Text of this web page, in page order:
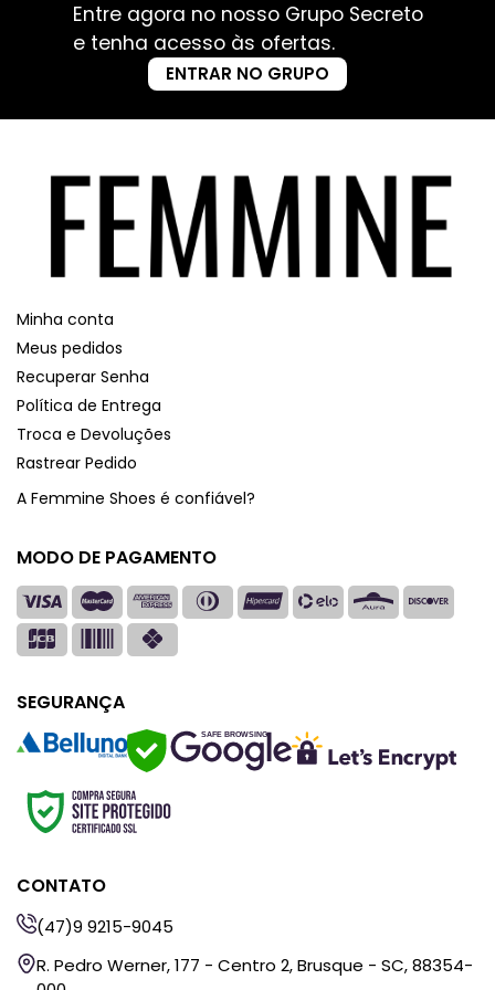
Entre agora no nosso Grupo Secreto
e tenha acesso às ofertas.
ENTRAR NO GRUPO
Minha conta
Meus pedidos
Recuperar Senha
Política de Entrega
Troca e Devoluções
Rastrear Pedido
A Femmine Shoes é confiável?
MODO DE PAGAMENTO
SEGURANÇA
SAFE BROWSING
CONTATO
(47)9 9215-9045
R. Pedro Werner, 177 - Centro 2, Brusque - SC, 88354-